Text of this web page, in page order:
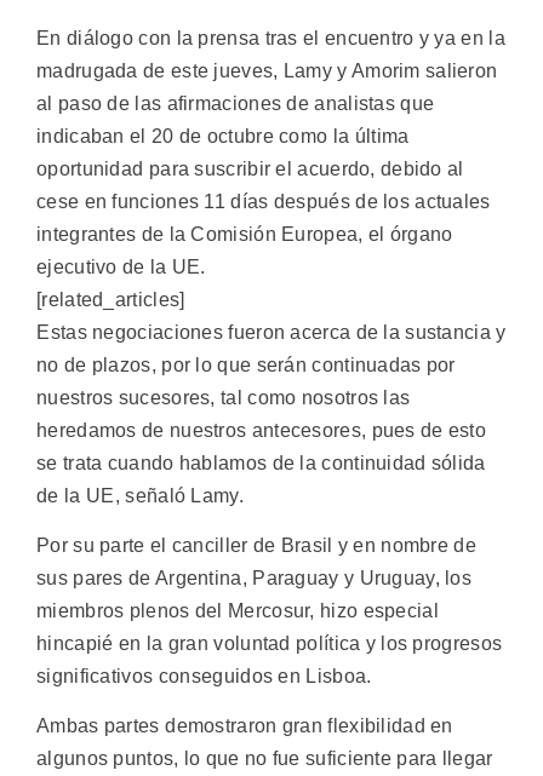
En diálogo con la prensa tras el encuentro y ya en la
madrugada de este jueves, Lamy y Amorim salieron
al paso de las afirmaciones de analistas que
indicaban el 20 de octubre como la última
oportunidad para suscribir el acuerdo, debido al
cese en funciones 11 días después de los actuales
integrantes de la Comisión Europea, el órgano
ejecutivo de la UE.
[related_articles]
Estas negociaciones fueron acerca de la sustancia y
no de plazos, por lo que serán continuadas por
nuestros sucesores, tal como nosotros las
heredamos de nuestros antecesores, pues de esto
se trata cuando hablamos de la continuidad sólida
de la UE, señaló Lamy.
Por su parte el canciller de Brasil y en nombre de
sus pares de Argentina, Paraguay y Uruguay, los
miembros plenos del Mercosur, hizo especial
hincapié en la gran voluntad política y los progresos
significativos conseguidos en Lisboa.
Ambas partes demostraron gran flexibilidad en
algunos puntos, lo que no fue suficiente para llegar